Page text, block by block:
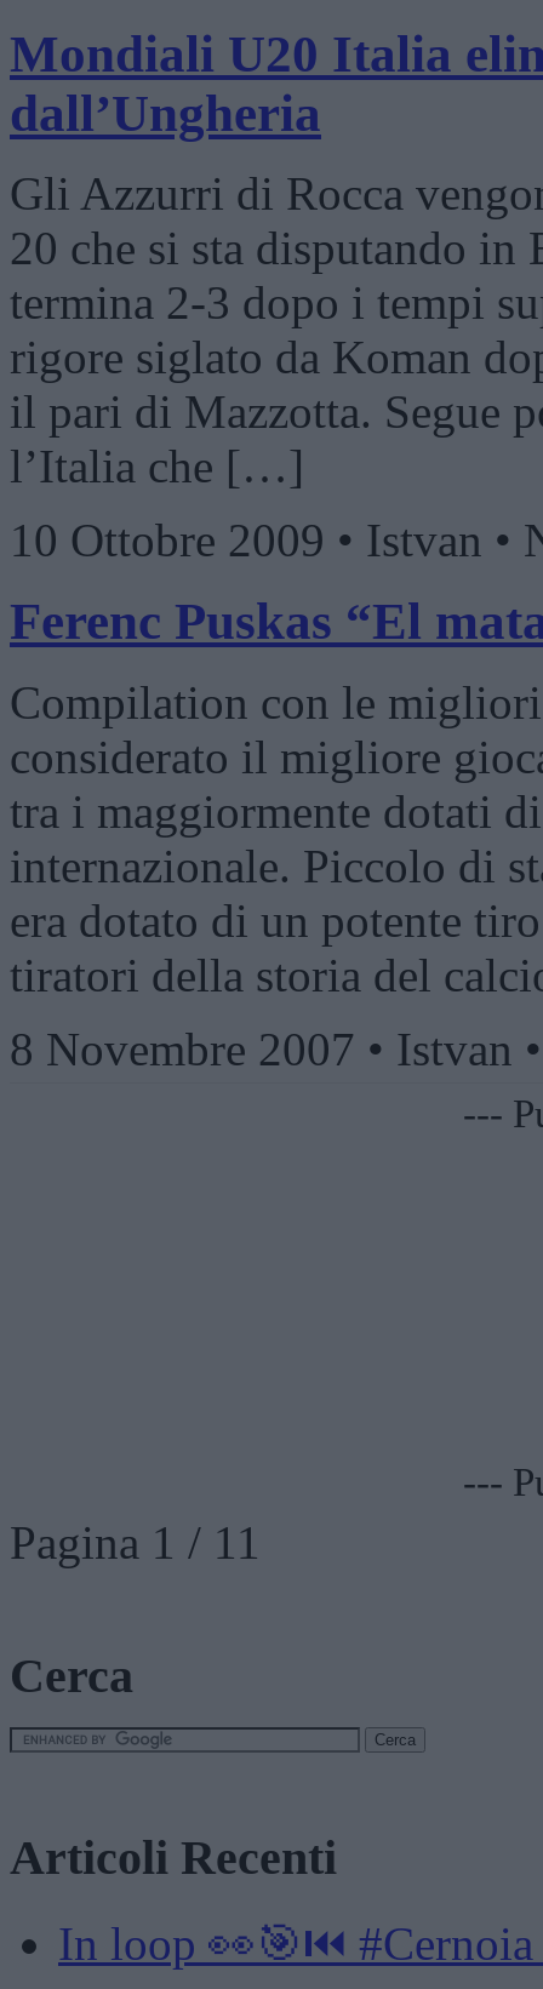
Mondiali U20 Italia
dall’Ungheria
Gli Azzurri di Rocca
20 che si sta disputando
termina 2-3 dopo i tempi
rigore siglato da Koman
il pari di Mazzotta. Segue
l’Italia che […]
10 Ottobre 2009 • Istvan •
Ferenc Puskas “El
Compilation con le
considerato il migliore
tra i maggiormente dotati
internazionale. Piccolo di
era dotato di un potente
tiratori della storia del
8 Novembre 2007 • Istvan
---
---
Pagina 1 / 11
Cerca
Articoli Recenti
In loop 👀🎯⏮️ #Cernoia